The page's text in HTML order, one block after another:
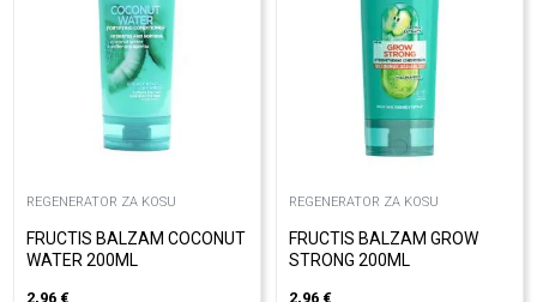
REGENERATOR ZA KOSU
FRUCTIS BALZAM COCONUT
WATER 200ML
2,96 €
REGENERATOR ZA KOSU
FRUCTIS BALZAM GROW
STRONG 200ML
2,96 €